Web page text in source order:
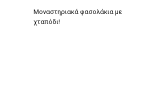
Μοναστηριακά φασολάκια με
χταπόδι!